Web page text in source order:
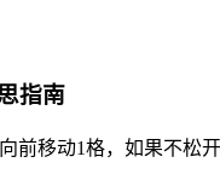
指南
前移动1格，如果不松